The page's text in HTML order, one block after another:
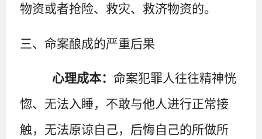
物资或者抢险、救灾、救济物资的。
三、命案酿成的严重后果
心理成本： 命案犯罪人往往精神恍
惚、无法入睡，不敢与他人进行正常接
触，无法原谅自己，后悔自己的所做所